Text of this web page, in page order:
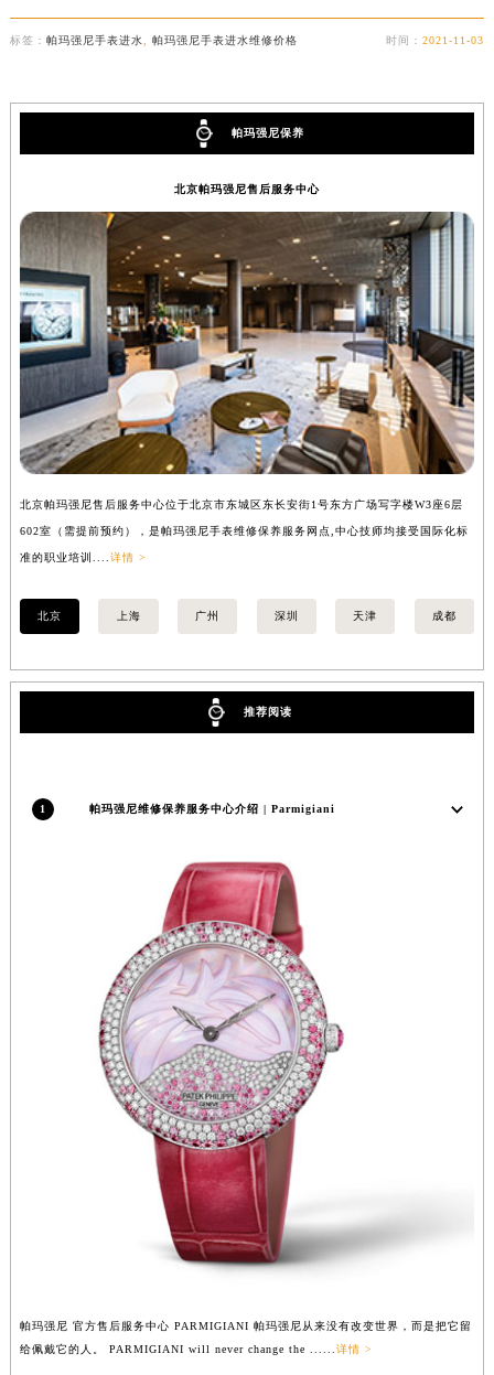
标签： 帕玛强尼手表进水 帕玛强尼手表进水维修价格 时间：2021-11-03
帕玛强尼保养
北京帕玛强尼售后服务中心
北京帕玛强尼售后服务中心位于北京市东城区东长安街1号东方广场写字楼W3座6层
602室（需提前预约），是帕玛强尼手表维修保养服务网点,中心技师均接受国际化标
准的职业培训....详情 >
北京 上海 广州 深圳 天津 成都
推荐阅读
1 帕玛强尼维修保养服务中心介绍 | Parmigiani
帕玛强尼 官方售后服务中心 PARMIGIANI 帕玛强尼从来没有改变世界，而是把它留
给佩戴它的人。 PARMIGIANI will never change the ...... 详情 >